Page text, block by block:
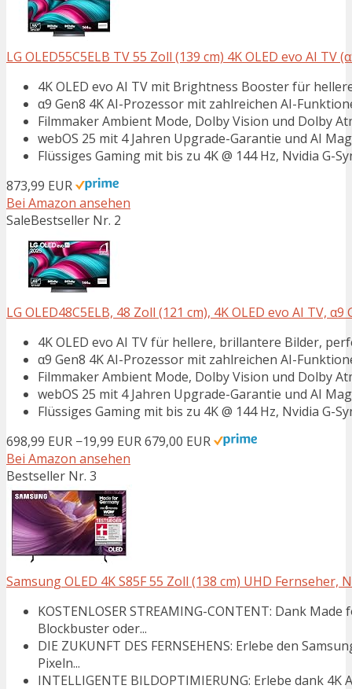
LG OLED55C5ELB TV 55 Zoll (139 cm) 4K OLED evo AI TV
4K OLED evo AI TV mit Brightness Booster für
α9 Gen8 4K AI-Prozessor mit zahlreichen AI-
Filmmaker Ambient Mode, Dolby Vision und Dolby
webOS 25 mit 4 Jahren Upgrade-Garantie und AI
Flüssiges Gaming mit bis zu 4K @ 144 Hz, Nvidia G-
873,99 EUR
Bei Amazon ansehen
SaleBestseller Nr. 2
LG OLED48C5ELB, 48 Zoll (121 cm), 4K OLED evo AI TV,
4K OLED evo AI TV für hellere, brillantere Bilder,
α9 Gen8 4K AI-Prozessor mit zahlreichen AI-
Filmmaker Ambient Mode, Dolby Vision und Dolby
webOS 25 mit 4 Jahren Upgrade-Garantie und AI
Flüssiges Gaming mit bis zu 4K @ 144 Hz, Nvidia G-
698,99 EUR −19,99 EUR679,00 EUR
Bei Amazon ansehen
Bestseller Nr. 3
Samsung OLED 4K S85F 55 Zoll (138 cm) UHD Fernseher,
KOSTENLOSER STREAMING-CONTENT: Dank
Blockbuster oder...
DIE ZUKUNFT DES FERNSEHENS: Erlebe den
Pixeln...
INTELLIGENTE BILDOPTIMIERUNG: Erlebe dank